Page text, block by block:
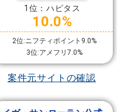
1位：ハピタス
10.0%
2位:ニフティポイント9.0%
3位:アメフリ7.0%
案件元サイトの確認